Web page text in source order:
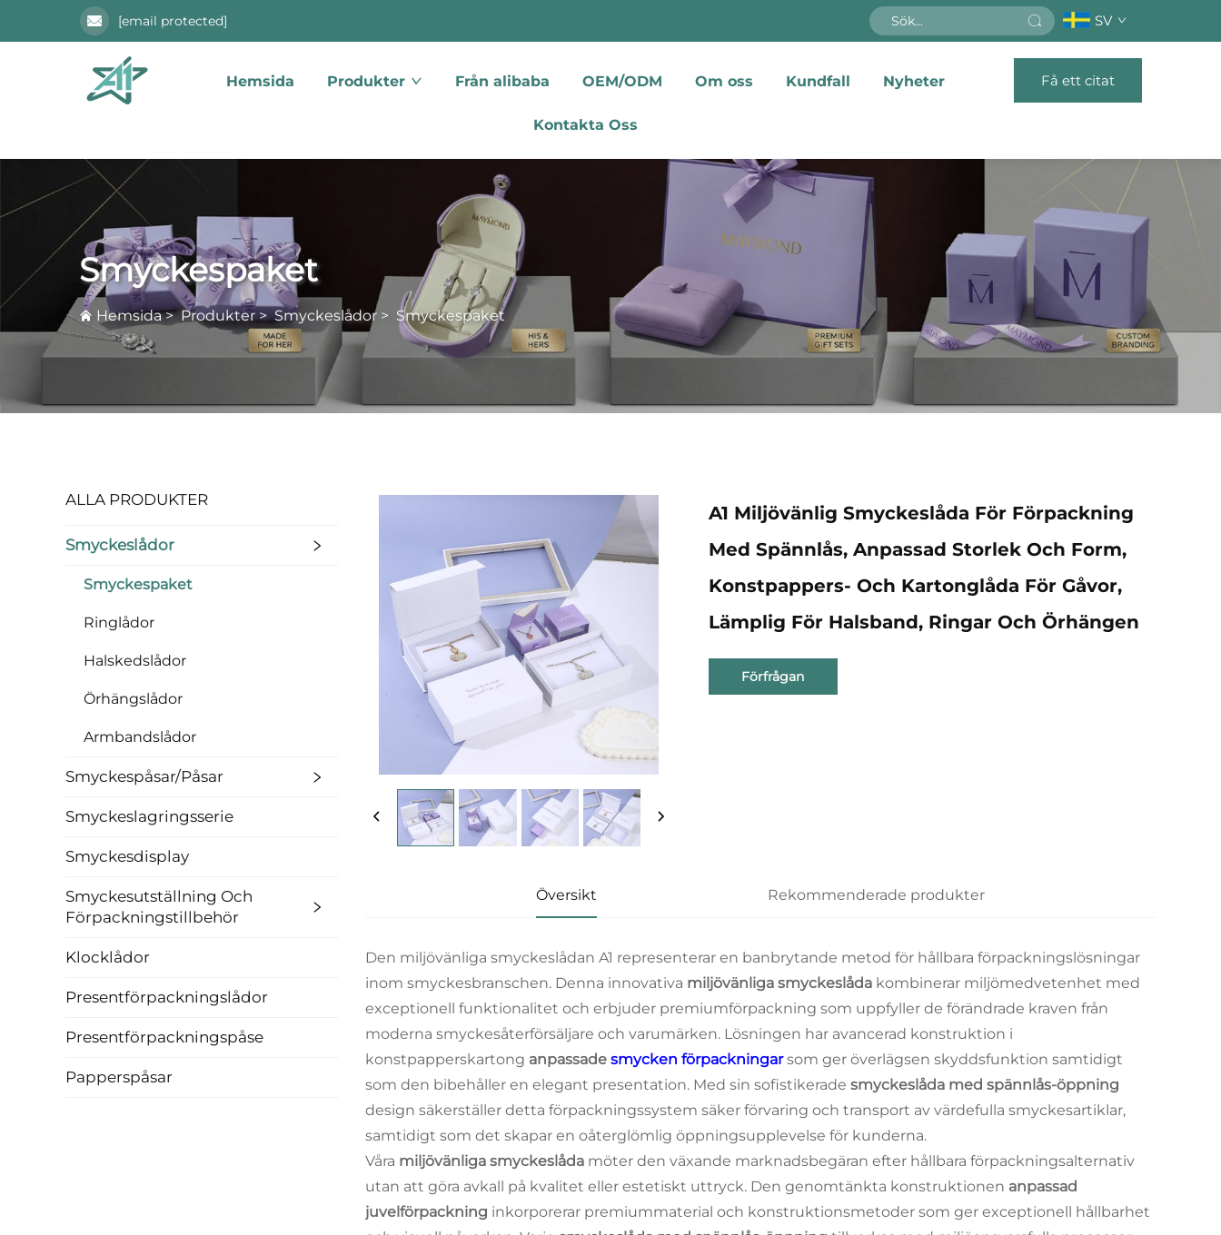
[email protected] SV
Hemsida Produkter Från alibaba OEM/ODM Om oss Kundfall Nyheter
Kontakta Oss
Få ett citat
Smyckespaket
Hemsida>Produkter>Smyckeslådor > Smyckespaket
ALLA PRODUKTER
Smyckeslådor
Smyckespaket
Ringlådor
Halskedslådor
Örhängslådor
Armbandslådor
Smyckespåsar/påsar
Smyckeslagringsserie
Smyckesdisplay
Smyckesutställning Och
Förpackningstillbehör
Klocklådor
Presentförpackningslådor
Presentförpackningspåse
Papperspåsar
A1 Miljövänlig Smyckeslåda För Förpackning
Med Spännlås, Anpassad Storlek Och Form,
Konstpappers- Och Kartonglåda För Gåvor,
Lämplig För Halsband, Ringar Och Örhängen
Förfrågan
Översikt Rekommenderade produkter
Den miljövänliga smyckeslådan A1 representerar en banbrytande metod för hållbara förpackningslösningar
inom smyckesbranschen. Denna innovativa miljövänliga smyckeslåda kombinerar miljömedvetenhet med
exceptionell funktionalitet och erbjuder premiumförpackning som uppfyller de förändrade kraven från
moderna smyckesåterförsäljare och varumärken. Lösningen har avancerad konstruktion i
konstpapperskartong anpassade smycken förpackningarsom ger överlägsen skyddsfunktion samtidigt
som den bibehåller en elegant presentation. Med sin sofistikerade smyckeslåda med spännlås-öppning
design säkerställer detta förpackningssystem säker förvaring och transport av värdefulla smyckesartiklar,
samtidigt som det skapar en oåterglömlig öppningsupplevelse för kunderna.
Våra miljövänliga smyckeslåda möter den växande marknadsbegäran efter hållbara förpackningsalternativ
utan att göra avkall på kvalitet eller estetiskt uttryck. Den genomtänkta konstruktionen anpassad
juvelförpackning inkorporerar premiummaterial och konstruktionsmetoder som ger exceptionell hållbarhet